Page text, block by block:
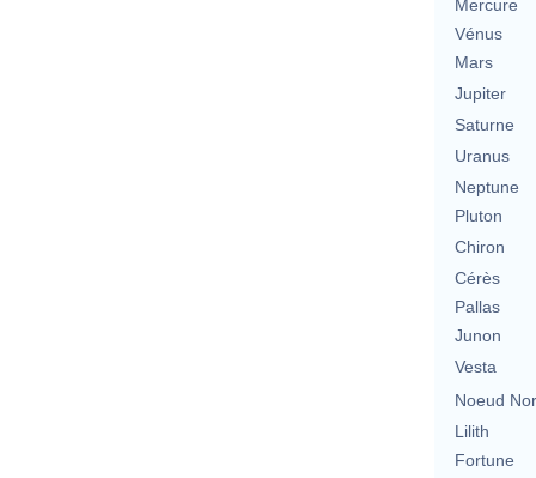
Mercure
Vénus
Mars
Jupiter
Saturne
Uranus
Neptune
Pluton
Chiron
Cérès
Pallas
Junon
Vesta
Noeud
Lilith
Fortune